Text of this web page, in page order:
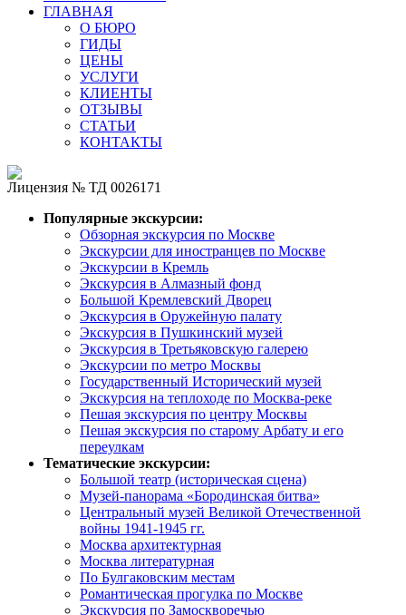
ГЛАВНАЯ
О БЮРО
ГИДЫ
ЦЕНЫ
УСЛУГИ
КЛИЕНТЫ
ОТЗЫВЫ
СТАТЬИ
КОНТАКТЫ
Лицензия № ТД 0026171
Популярные экскурсии:
Обзорная экскурсия по Москве
Экскурсии для иностранцев по Москве
Экскурсии в Кремль
Экскурсия в Алмазный фонд
Большой Кремлевский Дворец
Экскурсия в Оружейную палату
Экскурсия в Пушкинский музей
Экскурсия в Третьяковскую галерею
Экскурсии по метро Москвы
Государственный Исторический музей
Экскурсия на теплоходе по Москва-реке
Пешая экскурсия по центру Москвы
Пешая экскурсия по старому Арбату и его
переулкам
Тематические экскурсии:
Большой театр (историческая сцена)
Музей-панорама «Бородинская битва»
Центральный музей Великой Отечественной
войны 1941-1945 гг.
Москва архитектурная
Москва литературная
По Булгаковским местам
Романтическая прогулка по Москве
Экскурсия по Замоскворечью